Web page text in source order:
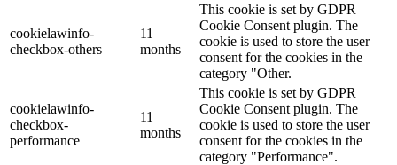
cookielawinfo-
checkbox-others
11
months
This cookie is set by GDPR
Cookie Consent plugin. The
cookie is used to store the user
consent for the cookies in the
category "Other.
cookielawinfo-
checkbox-
performance
11
months
This cookie is set by GDPR
Cookie Consent plugin. The
cookie is used to store the user
consent for the cookies in the
category "Performance".